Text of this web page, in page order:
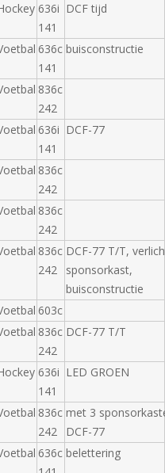
636i
141
DCF tijd
636c
141
buisconstructie
836c
242
636i
141
DCF-77
836c
242
836c
242
836c
242
DCF-77 T/T,
sponsorkast,
buisconstructie
603c
836c
242
DCF-77 T/T
636i
141
LED GROEN
836c
242
met 3
DCF-77
636c belettering